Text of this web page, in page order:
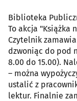
Biblioteka
To akcja "Książka
Czytelnik
dzwoniąc do pod
8.00 do 15.00).
– można
ustalić z
lektur. Finalnie